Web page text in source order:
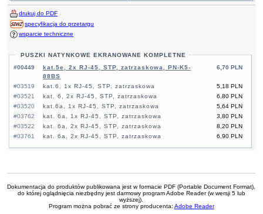
drukuj do PDF
specyfikacja do przetargu
wsparcie techniczne
PUSZKI NATYNKOWE EKRANOWANE KOMPLETNE
#00449
6,70 PLN
kat.5e, 2x RJ-45, STP, zatrzaskowa, PN-K5-
88BS
#03519
5,18 PLN
kat.6, 1x RJ-45, STP, zatrzaskowa
#03521
6,80 PLN
kat. 6, 2x RJ-45, STP, zatrzaskowa
#03520
5,64 PLN
kat.6a, 1x RJ-45, STP, zatrzaskowa
#03762
3,80 PLN
kat. 6a, 1x RJ-45, STP, zatrzaskowa
#03522
8,20 PLN
kat. 6a, 2x RJ-45, STP, zatrzaskowa
#03761
6,90 PLN
kat. 6a, 2x RJ-45, STP, zatrzaskowa
Dokumentacja do produktów publikowana jest w formacie PDF (Portable Document Format),
do której oglądnięcia niezbędny jest darmowy program Adobe Reader (w wersji 5 lub
wyższej).
Program można pobrać ze strony producenta: Adobe Reader